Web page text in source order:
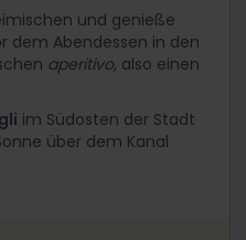
und genieße
dem Abendessen in den
aperitivo, also einen
im Südosten der Stadt
über dem Kanal